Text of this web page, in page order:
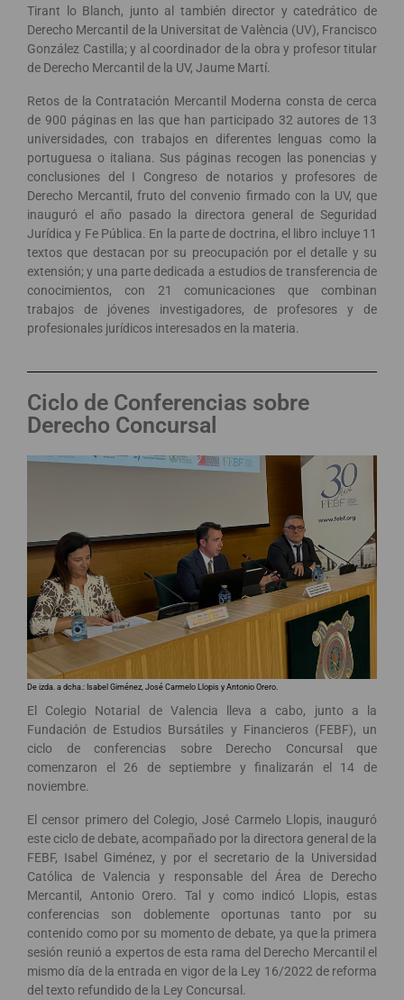
Tirant lo Blanch, junto al también director y catedrático de
Derecho Mercantil de la Universitat de València (UV), Francisco
González Castilla; y al coordinador de la obra y profesor titular
de Derecho Mercantil de la UV, Jaume Martí.
Retos de la Contratación Mercantil Moderna consta de cerca
de 900 páginas en las que han participado 32 autores de 13
universidades, con trabajos en diferentes lenguas como la
portuguesa o italiana. Sus páginas recogen las ponencias y
conclusiones del I Congreso de notarios y profesores de
Derecho Mercantil, fruto del convenio firmado con la UV, que
inauguró el año pasado la directora general de Seguridad
Jurídica y Fe Pública. En la parte de doctrina, el libro incluye 11
textos que destacan por su preocupación por el detalle y su
extensión; y una parte dedicada a estudios de transferencia de
conocimientos, con 21 comunicaciones que combinan
trabajos de jóvenes investigadores, de profesores y de
profesionales jurídicos interesados en la materia.
Ciclo de Conferencias sobre
Derecho Concursal
De izda. a dcha.: Isabel Giménez, José Carmelo Llopis y Antonio Orero.
El Colegio Notarial de Valencia lleva a cabo, junto a la
Fundación de Estudios Bursátiles y Financieros (FEBF), un
ciclo de conferencias sobre Derecho Concursal que
comenzaron el 26 de septiembre y finalizarán el 14 de
noviembre.
El censor primero del Colegio, José Carmelo Llopis, inauguró
este ciclo de debate, acompañado por la directora general de la
FEBF, Isabel Giménez, y por el secretario de la Universidad
Católica de Valencia y responsable del Área de Derecho
Mercantil, Antonio Orero. Tal y como indicó Llopis, estas
conferencias son doblemente oportunas tanto por su
contenido como por su momento de debate, ya que la primera
sesión reunió a expertos de esta rama del Derecho Mercantil el
mismo día de la entrada en vigor de la Ley 16/2022 de reforma
del texto refundido de la Ley Concursal.